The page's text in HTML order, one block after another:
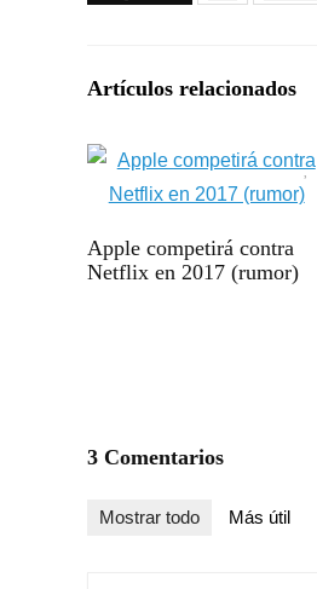
Artículos relacionados
Apple competirá contra
Netflix en 2017 (rumor)
3 Comentarios
Mostrar todo Más útil